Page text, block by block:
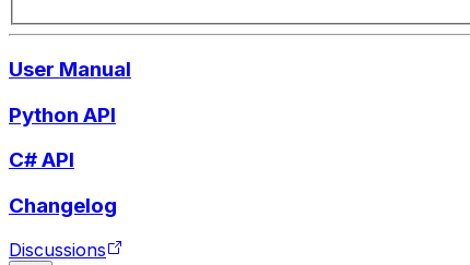
User Manual
Python API
C# API
Changelog
Discussions